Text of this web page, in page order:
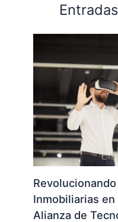
Inmobiliarias en
Alianza de